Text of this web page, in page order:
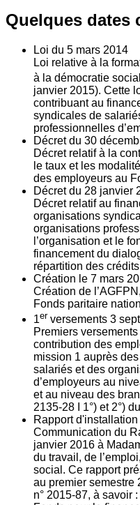
Quelques dates
Loi du 5 mars 2014
Loi relative à la
à la démocratie
janvier 2015). Cette
contribuant au
syndicales de
professionnelles
Décret du 30
Décret relatif à la
le taux et les
des employeurs au
Décret du 28 janvier
Décret relatif au
organisations
organisations
l’organisation et le
financement du
répartition des
Création le 7 mars
Création de
Fonds paritaire
1er versements 3
Premiers
contribution des
mission 1 auprès
salariés et des
d’employeurs au
et au niveau des
2135‐28 I 1°) et 2°)
Rapport d'installation
Communication du
janvier 2016 à
du travail, de
social. Ce rapport
au premier semestre
n° 2015-87, à savoir